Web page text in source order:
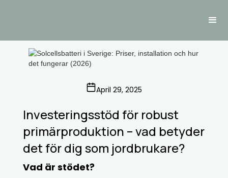
April 29, 2025
Investeringsstöd för robust
primärproduktion – vad betyder
det för dig som jordbrukare?
Vad är stödet?